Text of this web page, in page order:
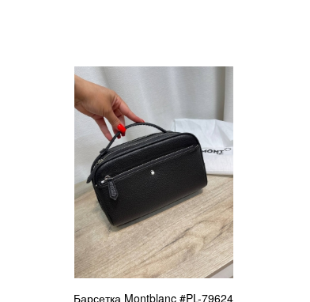
Барсетка Montblanc #PL-79624